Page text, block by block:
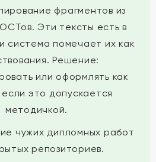
фрагментов из
Эти тексты есть в
система помечает их как
Решение:
или оформлять как
это допускается
методичкой.
чужих дипломных работ
репозиториев.